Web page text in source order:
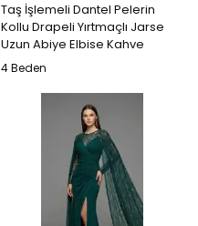
Taş İşlemeli Dantel Pelerin
Kollu Drapeli Yırtmaçlı Jarse
Uzun Abiye Elbise Kahve
4 Beden